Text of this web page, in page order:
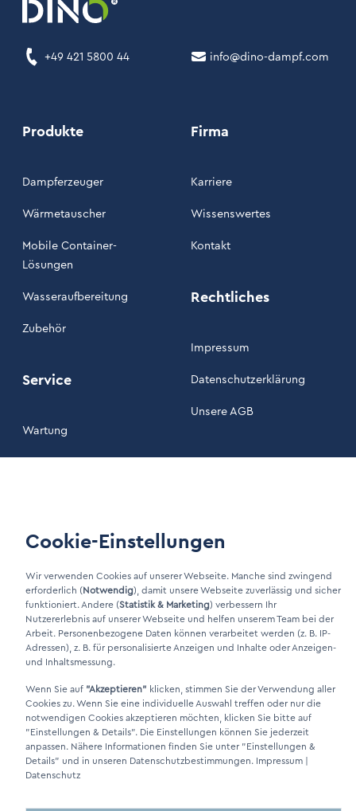
+49 421 5800 44 info@dino-dampf.com
Produkte
Dampferzeuger
Wärmetauscher
Mobile Container-
Lösungen
Wasseraufbereitung
Zubehör
Service
Wartung
Kundenportal
Firma
Karriere
Wissenswertes
Kontakt
Rechtliches
Impressum
Datenschutzerklärung
Unsere AGB
Xing Link
DINO Dampferzeuger GmbH - Elektrische Dampferzeuger "Made in
Germany" 2026
Cookie-Einstellungen
Wir verwenden Cookies auf unserer Webseite. Manche sind zwingend
erforderlich (Notwendig), damit unsere Webseite zuverlässig und sicher
funktioniert. Andere (Statistik & Marketing) verbessern Ihr
Nutzererlebnis auf unserer Webseite und helfen unserem Team bei der
Arbeit. Personenbezogene Daten können verarbeitet werden (z. B. IP-
Adressen), z. B. für personalisierte Anzeigen und Inhalte oder Anzeigen-
und Inhaltsmessung.
Wenn Sie auf "Akzeptieren" klicken, stimmen Sie der Verwendung aller
Cookies zu. Wenn Sie eine individuelle Auswahl treffen oder nur die
notwendigen Cookies akzeptieren möchten, klicken Sie bitte auf
"Einstellungen & Details". Die Einstellungen können Sie jederzeit
anpassen. Nähere Informationen finden Sie unter "Einstellungen &
Details" und in unseren Datenschutzbestimmungen. Impressum |
Datenschutz